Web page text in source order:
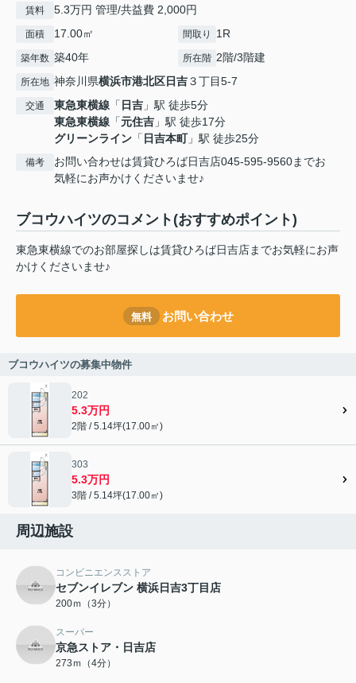
賃料 5.3万円 管理/共益費 2,000円
面積 17.00㎡ 間取り 1R
築年数 築40年 所在階 2階/3階建
所在地 神奈川県横浜市港北区日吉３丁目5-7
交通 東急東横線 「 日吉 」駅 徒歩5分
東急東横線 「元住吉 」駅 徒歩17分
グリーンライン 「 日吉本町」駅 徒歩25分
備考
お問い合わせは賃貸ひろば日吉店045-595-9560までお
気軽にお声かけくださいませ♪
ブコウハイツのコメント(おすすめポイント)
東急東横線でのお部屋探しは賃貸ひろば日吉店までお気軽にお声
かけくださいませ♪
無料 お問い合わせ
ブコウハイツの募集中物件
202
5.3万円
2階 / 5.14坪(17.00㎡)
303
5.3万円
3階 / 5.14坪(17.00㎡)
周辺施設
コンビニエンスストア
セブンイレブン 横浜日吉3丁目店
200ｍ（3分）
スーパー
京急ストア・日吉店
273ｍ（4分）